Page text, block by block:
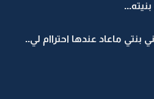
ماعاد عندها احتراام لي..